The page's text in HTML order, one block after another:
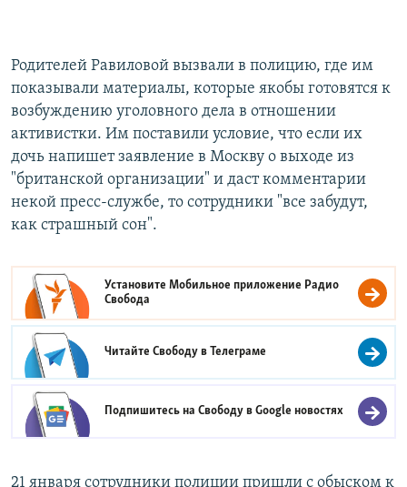
Родителей Равиловой вызвали в полицию, где им
показывали материалы, которые якобы готовятся к
возбуждению уголовного дела в отношении
активистки. Им поставили условие, что если их
дочь напишет заявление в Москву о выходе из
"британской организации" и даст комментарии
некой пресс-службе, то сотрудники "все забудут,
как страшный сон".
Установите Мобильное приложение Радио
Свобода
Читайте Свободу вТелеграме
Подпишитесь на Свободу вGoogle новостях
21 января​ сотрудники полиции пришли с обыском к